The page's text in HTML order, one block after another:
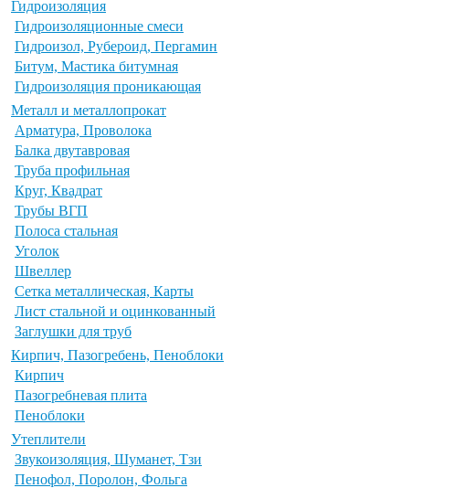
Гидроизоляция
Гидроизоляционные смеси
Гидроизол, Рубероид, Пергамин
Битум, Мастика битумная
Гидроизоляция проникающая
Металл и металлопрокат
Арматура, Проволока
Балка двутавровая
Труба профильная
Круг, Квадрат
Трубы ВГП
Полоса стальная
Уголок
Швеллер
Сетка металлическая, Карты
Лист стальной и оцинкованный
Заглушки для труб
Кирпич, Пазогребень, Пеноблоки
Кирпич
Пазогребневая плита
Пеноблоки
Утеплители
Звукоизоляция, Шуманет, Тзи
Пенофол, Поролон, Фольга